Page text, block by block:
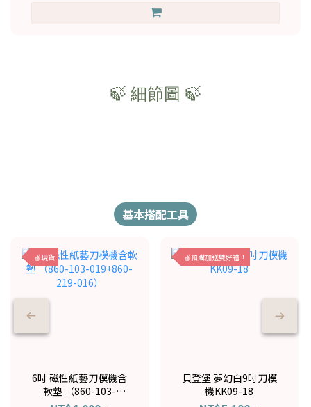
🍃 細節圖 🍃
基本搭配工具
🍎現貨
6吋 磁性紙藝刀模機含
軟墊 （860-103-
019+860-219-016）
🍎預購加送雙好禮！
貝登堡 夢幻白9吋刀模
機KK09-18